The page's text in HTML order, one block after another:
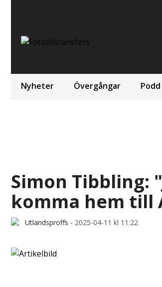
Nyheter Övergångar Podd
Simon Tibbling:
komma hem till
Utlandsproffs - 2025-04-11 kl 11:22